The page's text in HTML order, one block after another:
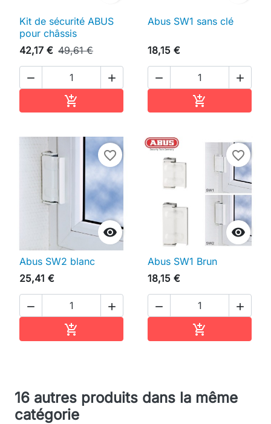
Kit de sécurité ABUS
pour châssis
42,17 € 49,61 €
 

Abus SW1 sans clé
18,15 €
 


favorite_border
Abus SW2 blanc
25,41 €
 


favorite_border
Abus SW1 Brun
18,15 €
 

16 autres produits dans la même
catégorie